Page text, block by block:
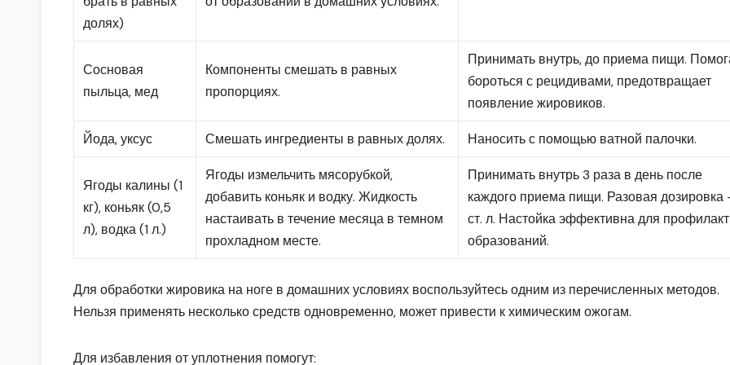
долях)
Сосновая
пыльца, мед
Компоненты смешать в равных
пропорциях.
Принимать внутрь, до приема пищи.
бороться с рецидивами, предотвращает
появление жировиков.
Йода, уксус Смешать ингредиенты в равных долях. Наносить с помощью ватной палочки.
Ягоды калины (1
кг), коньяк (0,5
л), водка (1 л.)
Ягоды измельчить мясорубкой,
добавить коньяк и водку. Жидкость
настаивать в течение месяца в темном
прохладном месте.
Принимать внутрь 3 раза в день после
каждого приема пищи. Разовая дозировка
ст. л. Настойка эффективна для
образований.
Для обработки жировика на ноге в домашних условиях воспользуйтесь одним из перечисленных методов.
Нельзя применять несколько средств одновременно, может привести к химическим ожогам.
Для избавления от уплотнения помогут: